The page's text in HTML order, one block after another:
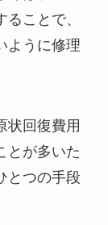
ことで、
ように修理
状回復費用
とが多いた
とつの手段